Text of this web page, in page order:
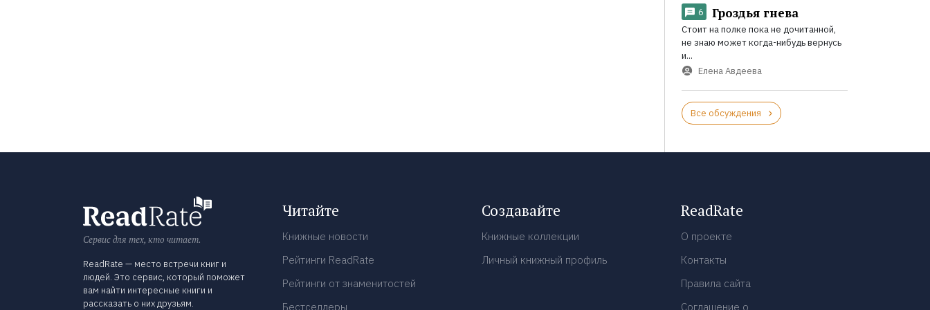
6 Гроздья гнева
Стоит на полке пока не дочитанной,
не знаю может когда-нибудь вернусь
и...
Елена Авдеева
Все обсуждения
Сервис для тех, кто читает.
ReadRate — место встречи книг и
людей. Это сервис, который поможет
вам найти интересные книги и
рассказать о них друзьям.
Читайте
Книжные новости
Рейтинги ReadRate
Рейтинги от знаменитостей
Бестселлеры
Создавайте
Книжные коллекции
Личный книжный профиль
ReadRate
О проекте
Контакты
Правила сайта
Соглашение о